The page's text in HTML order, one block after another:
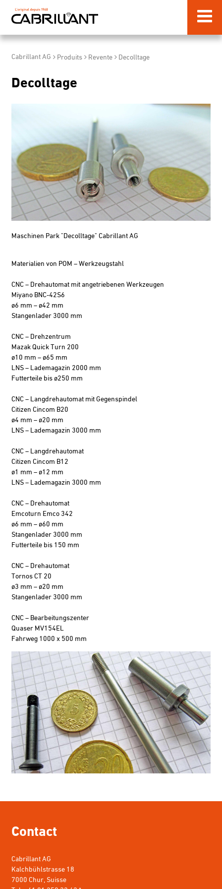
Cabrillant AG Produits Revente Decolltage
Decolltage
Maschinen Park "Decolltage" Cabrillant AG
Materialien von POM – Werkzeugstahl
CNC – Drehautomat mit angetriebenen Werkzeugen
Miyano BNC-42S6
ø6 mm – ø42 mm
Stangenlader 3000 mm
CNC – Drehzentrum
Mazak Quick Turn 200
ø10 mm – ø65 mm
LNS – Lademagazin 2000 mm
Futterteile bis ø250 mm
CNC – Langdrehautomat mit Gegenspindel
Citizen Cincom B20
ø4 mm – ø20 mm
LNS – Lademagazin 3000 mm
CNC – Langdrehautomat
Citizen Cincom B12
ø1 mm – ø12 mm
LNS – Lademagazin 3000 mm
CNC – Drehautomat
Emcoturn Emco 342
ø6 mm – ø60 mm
Stangenlader 3000 mm
Futterteile bis 150 mm
CNC – Drehautomat
Tornos CT 20
ø3 mm – ø20 mm
Stangenlader 3000 mm
CNC – Bearbeitungszenter
Quaser MV154EL
Fahrweg 1000 x 500 mm
Contact
Cabrillant AG
Kalchbühlstrasse 18
7000 Chur, Suisse